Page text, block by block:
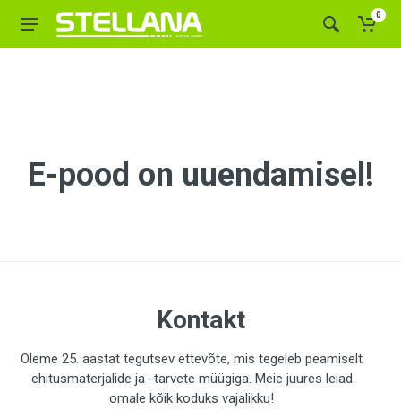
0
E-pood on uuendamisel!
Kontakt
Oleme 25. aastat tegutsev ettevõte, mis tegeleb peamiselt
ehitusmaterjalide ja -tarvete müügiga. Meie juures leiad
omale kõik koduks vajalikku!